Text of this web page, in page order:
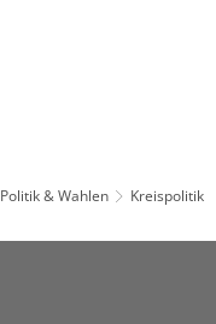
Politik & Wahlen Kreispolitik